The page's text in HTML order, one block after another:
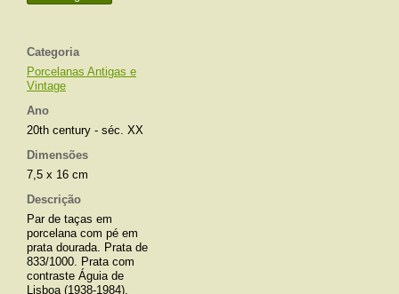
Categoria
Porcelanas Antigas e
Vintage
Ano
20th century - séc. XX
Dimensões
7,5 x 16 cm
Descrição
Par de taças em
porcelana com pé em
prata dourada. Prata de
833/1000. Prata com
contraste Águia de
Lisboa (1938-1984).